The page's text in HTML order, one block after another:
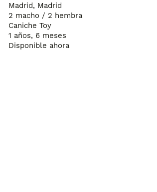
Madrid, Madrid
2 macho / 2 hembra
Caniche Toy
1 años, 6 meses
Disponible ahora